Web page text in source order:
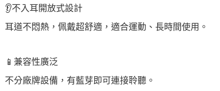
👂不入耳開放式設計
耳道不悶熱，佩戴超舒適，適合運動、長時間使用。
📱兼容性廣泛
不分廠牌設備，有藍芽即可連接聆聽。